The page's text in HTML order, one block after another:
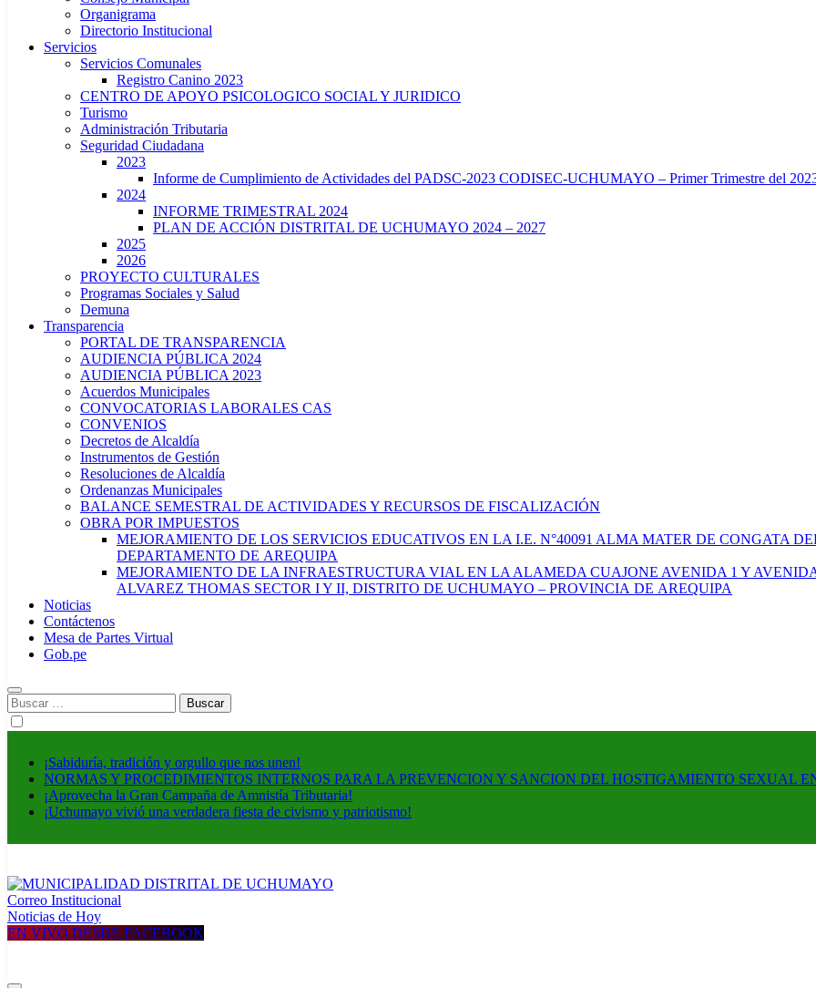
Organigrama
Directorio Institucional
Servicios
Servicios Comunales
Registro Canino 2023
CENTRO DE APOYO PSICOLOGICO SOCIAL Y JURIDICO
Turismo
Administración Tributaria
Seguridad Ciudadana
2023
Informe de Cumplimiento de Actividades del PADSC-2023 CODISEC-UCHUMAYO – Primer Trimestre del
2024
INFORME TRIMESTRAL 2024
PLAN DE ACCIÓN DISTRITAL DE UCHUMAYO 2024 – 2027
2025
2026
PROYECTO CULTURALES
Programas Sociales y Salud
Demuna
Transparencia
PORTAL DE TRANSPARENCIA
AUDIENCIA PÚBLICA 2024
AUDIENCIA PÚBLICA 2023
Acuerdos Municipales
CONVOCATORIAS LABORALES CAS
CONVENIOS
Decretos de Alcaldía
Instrumentos de Gestión
Resoluciones de Alcaldía
Ordenanzas Municipales
BALANCE SEMESTRAL DE ACTIVIDADES Y RECURSOS DE FISCALIZACIÓN
OBRA POR IMPUESTOS
MEJORAMIENTO DE LOS SERVICIOS EDUCATIVOS EN LA I.E. N°40091 ALMA MATER DE CONGATA
DEPARTAMENTO DE AREQUIPA
MEJORAMIENTO DE LA INFRAESTRUCTURA VIAL EN LA ALAMEDA CUAJONE AVENIDA 1 Y
ALVAREZ THOMAS SECTOR I Y II, DISTRITO DE UCHUMAYO – PROVINCIA DE AREQUIPA
Noticias
Contáctenos
Mesa de Partes Virtual
Gob.pe
Buscar:
¡Sabiduría, tradición y orgullo que nos unen!
NORMAS Y PROCEDIMIENTOS INTERNOS PARA LA PREVENCION Y SANCION DEL HOSTIGAMIENTO SEXUAL
¡Aprovecha la Gran Campaña de Amnistía Tributaria!
¡Uchumayo vivió una verdadera fiesta de civismo y patriotismo!
MUNICIPALIDAD DISTRITAL DE UCHUMAYO
Construyendo una nueva Historia
Correo Institucional
Noticias de Hoy
EN VIVO DESDE FACEBOOK